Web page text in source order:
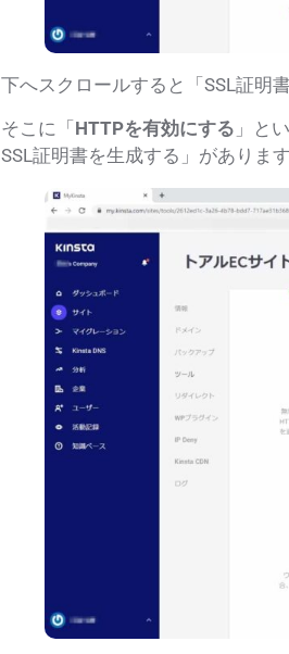
下へスクロールすると「 SSL証明
そこに「HTTPを有効にする 」と
SSL証明書を生成する 」がありま